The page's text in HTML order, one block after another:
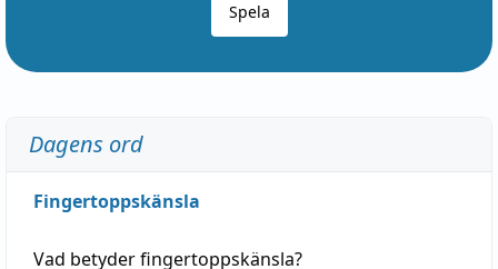
Spela
Dagens ord
Fingertoppskänsla
Vad betyderfingertoppskänsla?